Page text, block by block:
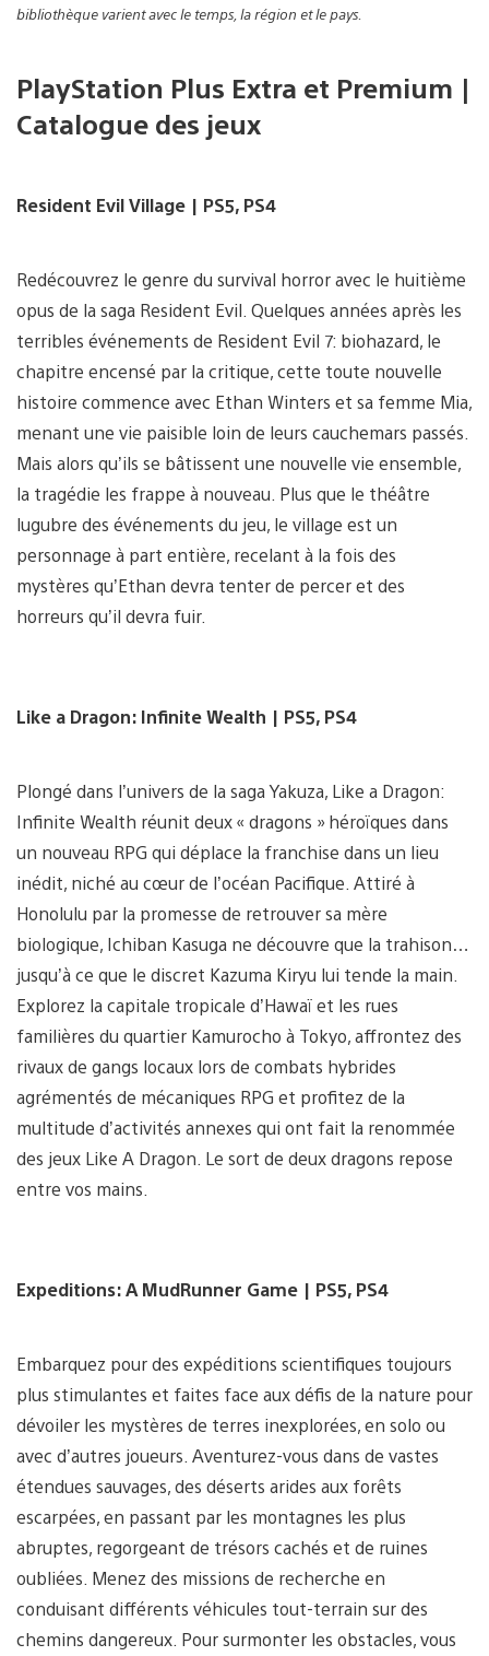
bibliothèque varient avec le temps, la région et le pays.
PlayStation Plus Extra et Premium |
Catalogue des jeux
Resident Evil Village | PS5, PS4
Redécouvrez le genre du survival horror avec le huitième
opus de la saga Resident Evil. Quelques années après les
terribles événements de Resident Evil 7: biohazard, le
chapitre encensé par la critique, cette toute nouvelle
histoire commence avec Ethan Winters et sa femme Mia,
menant une vie paisible loin de leurs cauchemars passés.
Mais alors qu’ils se bâtissent une nouvelle vie ensemble,
la tragédie les frappe à nouveau. Plus que le théâtre
lugubre des événements du jeu, le village est un
personnage à part entière, recelant à la fois des
mystères qu’Ethan devra tenter de percer et des
horreurs qu’il devra fuir.
Like a Dragon: Infinite Wealth | PS5, PS4
Plongé dans l’univers de la saga Yakuza, Like a Dragon:
Infinite Wealth réunit deux « dragons » héroïques dans
un nouveau RPG qui déplace la franchise dans un lieu
inédit, niché au cœur de l’océan Pacifique. Attiré à
Honolulu par la promesse de retrouver sa mère
biologique, Ichiban Kasuga ne découvre que la trahison…
jusqu’à ce que le discret Kazuma Kiryu lui tende la main.
Explorez la capitale tropicale d’Hawaï et les rues
familières du quartier Kamurocho à Tokyo, affrontez des
rivaux de gangs locaux lors de combats hybrides
agrémentés de mécaniques RPG et profitez de la
multitude d’activités annexes qui ont fait la renommée
des jeux Like A Dragon. Le sort de deux dragons repose
entre vos mains.
Expeditions: A MudRunner Game | PS5, PS4
Embarquez pour des expéditions scientifiques toujours
plus stimulantes et faites face aux défis de la nature pour
dévoiler les mystères de terres inexplorées, en solo ou
avec d’autres joueurs. Aventurez-vous dans de vastes
étendues sauvages, des déserts arides aux forêts
escarpées, en passant par les montagnes les plus
abruptes, regorgeant de trésors cachés et de ruines
oubliées. Menez des missions de recherche en
conduisant différents véhicules tout-terrain sur des
chemins dangereux. Pour surmonter les obstacles, vous